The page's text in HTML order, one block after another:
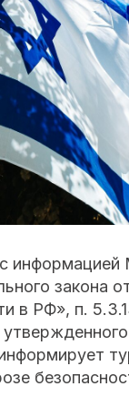
закона
в РФ», п.